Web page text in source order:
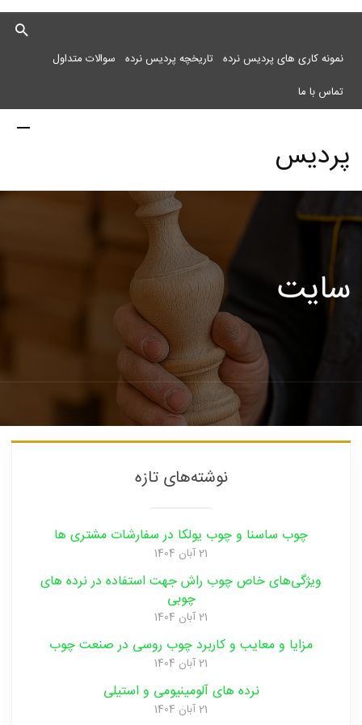
نمونه کاری های پردیس نرده تاریخچه پردیس نرده سوالات متداول
تماس با ما
پردیس
نرده
مرکز
نرده
سایت
نوشته‌های تازه
چوب ساسنا و چوب یولکا در سفارشات مشتری ها
21 آبان 1404
ویژگی‌های خاص چوب راش جهت استفاده در نرده های
چوبی
21 آبان 1404
مزایا و‌ معایب و‌ کاربرد چوب روسی در صنعت ‌چوب
21 آبان 1404
نرده های آلومینیومی و‌ استیلی
21 آبان 1404